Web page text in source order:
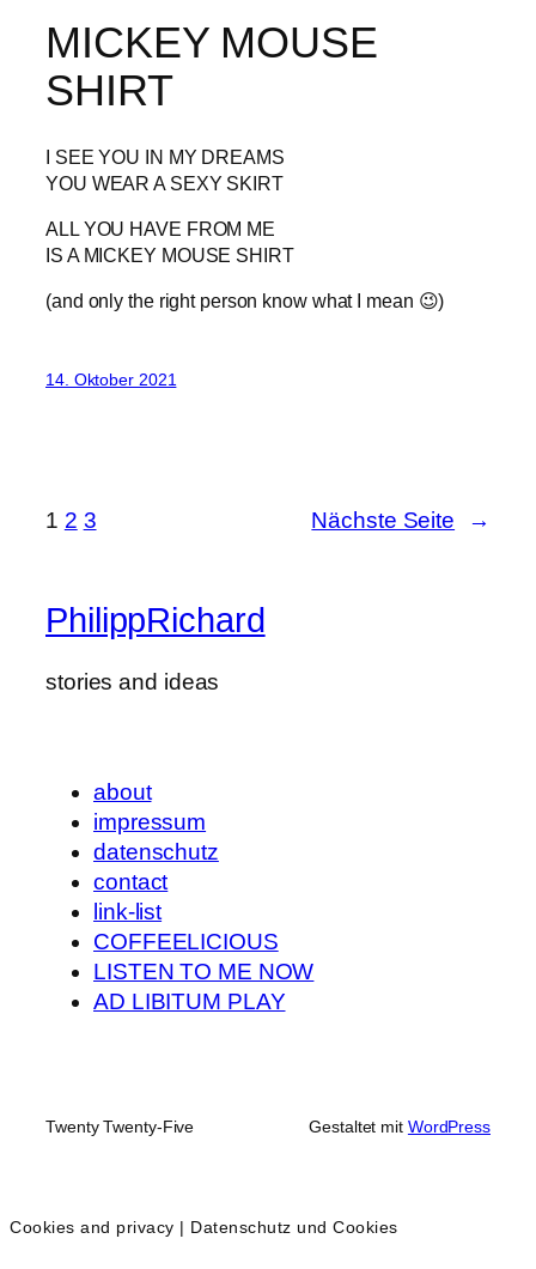
MICKEY MOUSE
SHIRT
I SEE YOU IN MY DREAMS
YOU WEAR A SEXY SKIRT
ALL YOU HAVE FROM ME
IS A MICKEY MOUSE SHIRT
(and only the right person know what I mean 😉)
14. Oktober 2021
1 2 3 Nächste Seite →
PhilippRichard
stories and ideas
about
impressum
datenschutz
contact
link-list
COFFEELICIOUS
LISTEN TO ME NOW
AD LIBITUM PLAY
Twenty Twenty-Five Gestaltet mit WordPress
Cookies and privacy | Datenschutz und Cookies